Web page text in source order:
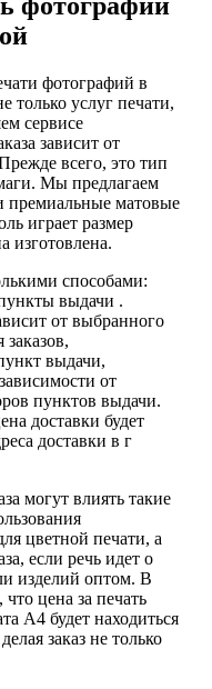
фотографий в
только услуг печати,
сервисе
зависит от
всего, это тип
Мы предлагаем
премиальные матовые
играет размер
изготовлена.
способами:
выдачи .
от выбранного
выдачи,
от
пунктов выдачи.
доставки будет
доставки в г
могут влиять такие
цветной печати, а
если речь идет о
изделий оптом. В
цена за печать
А4 будет находиться
заказ не только